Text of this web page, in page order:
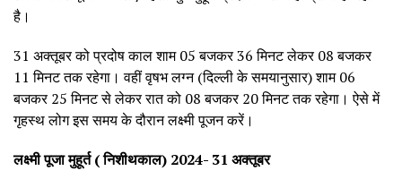
है।
31 अक्तूबर को प्रदोष काल शाम 05 बजकर 36 मिनट लेकर 08 बजकर
11 मिनट तक रहेगा। वहीं वृषभ लग्न (दिल्ली के समयानुसार) शाम 06
बजकर 25 मिनट से लेकर रात को 08 बजकर 20 मिनट तक रहेगा। ऐसे में
गृहस्थ लोग इस समय के दौरान लक्ष्मी पूजन करें।
लक्ष्मी पूजा मुहूर्त ( निशीथकाल) 2024- 31 अक्तूबर